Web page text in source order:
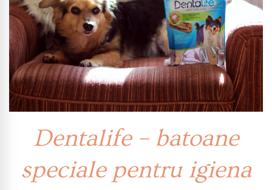
Dentalife – batoane
speciale pentru igiena